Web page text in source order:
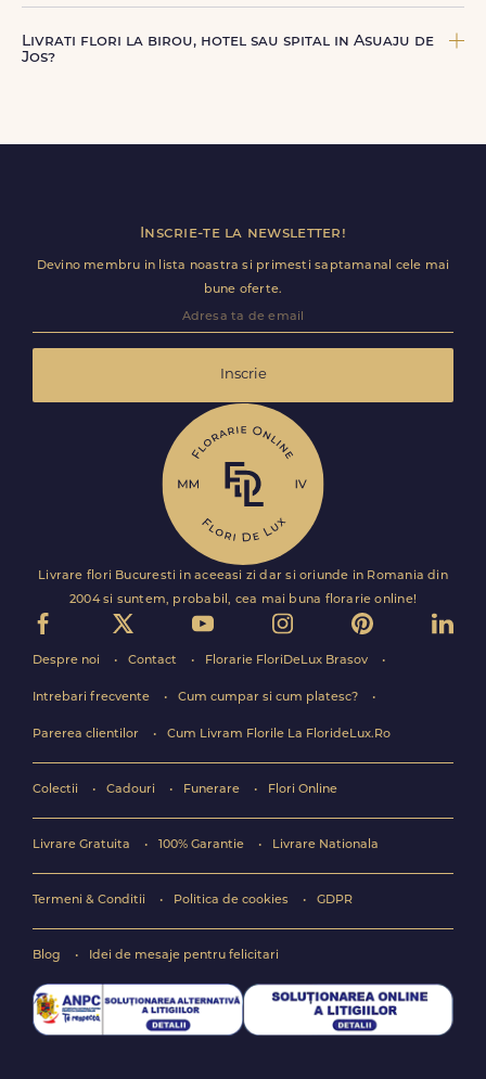
De la clasicii trandafiri, la flori de sezon si soiuri exotice,
comenzile plasate online, in limita intervalelor disponibile.
Florile sunt livrate rapid, direct de curierii nostri proprii.
Livrati flori la birou, hotel sau spital in Asuaju de
Jos?
detalii utile (nume receptie, etaj, salon) ca livrarea sa
Inscrie-te la newsletter!
Devino membru in lista noastra si primesti saptamanal cele mai
bune oferte.
Inscrie
Livrare flori Bucuresti in aceeasi zi dar si oriunde in Romania din
2004 si suntem, probabil, cea mai buna florarie online!
Despre noi Contact Florarie FloriDeLux Brasov
Intrebari frecvente Cum cumpar si cum platesc?
Parerea clientilor Cum Livram Florile La FlorideLux.Ro
Colectii Cadouri Funerare Flori Online
Livrare Gratuita 100% Garantie Livrare Nationala
Termeni & Conditii Politica de cookies GDPR
Blog Idei de mesaje pentru felicitari